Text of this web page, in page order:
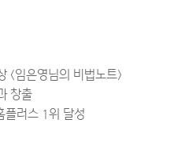
임은영님의 비법노트>
창출
러스 1위 달성